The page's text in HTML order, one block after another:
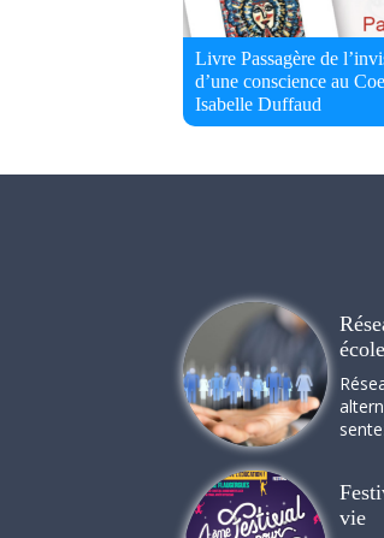
Livre Passagère de
d’une conscience au
Isabelle Duffaud
vie